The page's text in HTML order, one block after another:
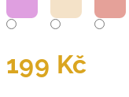
199 Kč